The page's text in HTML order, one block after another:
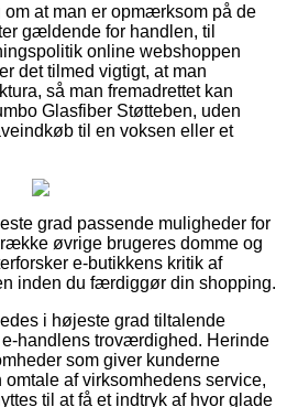
at man er opmærksom på de
gældende for handlen, til
online webshoppen
det tilmed vigtigt, at man
så man fremadrettet kan
Glasfiber Støtteben, uden
til en voksen eller et
grad passende muligheder for
øvrige brugeres domme og
e-butikkens kritik af
inden du færdiggør din shopping.
i højeste grad tiltalende
handlens troværdighed. Herinde
som giver kunderne
omtale af virksomhedens service,
til at få et indtryk af hvor glade